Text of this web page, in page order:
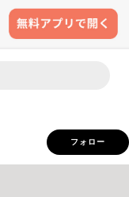
フォロー